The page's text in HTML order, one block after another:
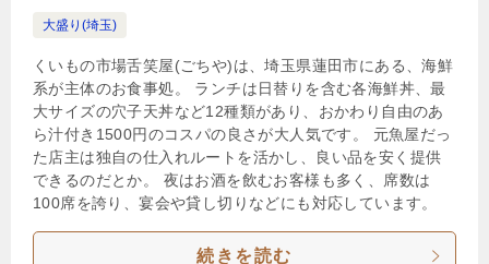
大盛り(埼玉)
くいもの市場舌笑屋(ごちや)は、埼玉県蓮田市にある、海鮮
系が主体のお食事処。 ランチは日替りを含む各海鮮丼、最
大サイズの穴子天丼など12種類があり、おかわり自由のあ
ら汁付き1500円のコスパの良さが大人気です。 元魚屋だっ
た店主は独自の仕入れルートを活かし、良い品を安く提供
できるのだとか。 夜はお酒を飲むお客様も多く、席数は
100席を誇り、宴会や貸し切りなどにも対応しています。
続きを読む